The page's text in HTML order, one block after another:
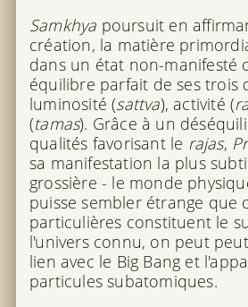
Samkhya poursuit en
création, la matière
dans un état non-manifesté
équilibre parfait de ses trois
luminosité (sattva), activité (
(tamas). Grâce à un
qualités favorisant le rajas,
sa manifestation la plus
grossière - le monde
puisse sembler étrange que
particulières constituent le
l'univers connu, on peut
lien avec le Big Bang et
particules subatomiques.